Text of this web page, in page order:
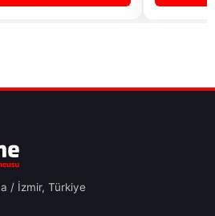
/ İzmir, Türkiye